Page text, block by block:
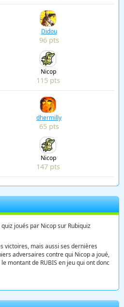
Didou
96 pts
Nicop
115 pts
dhermilly
65 pts
Nicop
147 pts
joués par Nicop sur Rubiquiz
victoires, mais aussi ses dernières
adversaires contre qui Nicop a joué,
montant de RUBIS en jeu qui ont donc